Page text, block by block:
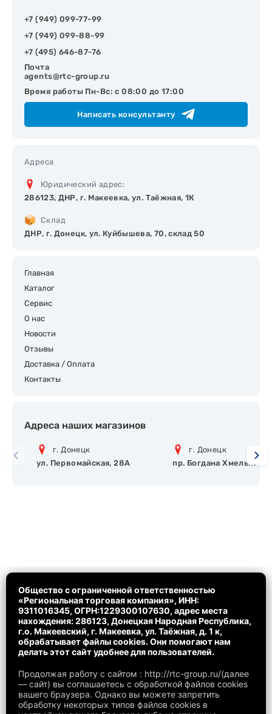
Общество с ограниченной ответственностью
«Региональная торговая компания», ИНН:
9311016345, ОГРН:1229300107630, адрес места
нахождения: 286123, Донецкая Народная Республика,
г.о. Макеевский, г. Макеевка, ул. Таёжная, д. 1 к,
обрабатывает файлы cookies. Они помогают нам
делать этот сайт удобнее для пользователей.
Продолжая работу с сайтом : http://rtc-group.ru/(далее
— сайт) вы соглашаетесь с обработкой файлов cookies
вашего браузера. Однако вы можете запретить
обработку некоторых типов файлов cookies в
+7 (949) 099-77-99
+7 (949) 099-88-99
+7 (495) 646-87-76
Почта
agents@rtc-group.ru
Время работы Пн-Вс: с 08:00 до 17:00
Написать консультанту
Адреса
Юридический адрес:
286123, ДНР, г. Макеевка, ул. Таёжная, 1К
Склад
ДНР, г. Донецк, ул. Куйбышева, 70, склад 50
Главная
Каталог
Сервис
О нас
Новости
Отзывы
Доставка / Оплата
Контакты
Адреса наших магазинов
г. Донецк
ул. Первомайская, 28А
г. Донецк
пр. Богдана